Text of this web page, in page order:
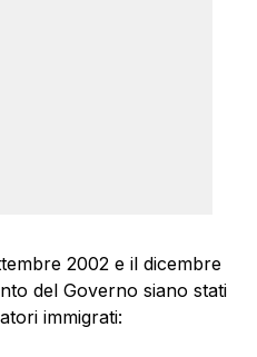
2002 e il dicembre
del Governo siano stati
immigrati: